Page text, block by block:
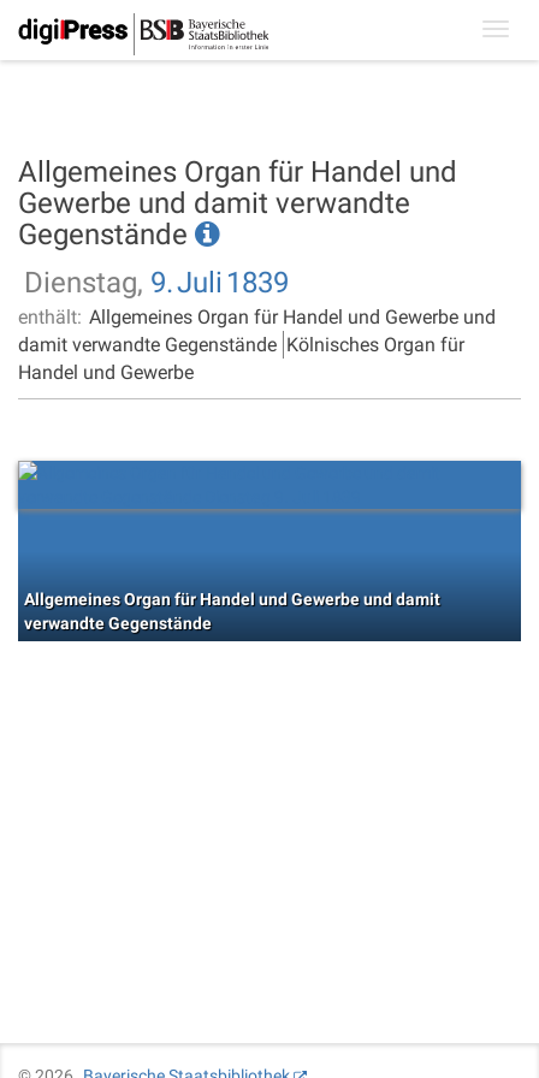
Allgemeines Organ für Handel und
Gewerbe und damit verwandte
Gegenstände
Dienstag, 9.Juli 1839
enthält: Allgemeines Organ für Handel und Gewerbe und
damit verwandte Gegenstände Kölnisches Organ für
Handel und Gewerbe
Allgemeines Organ für Handel und Gewerbe und damit
verwandte Gegenstände